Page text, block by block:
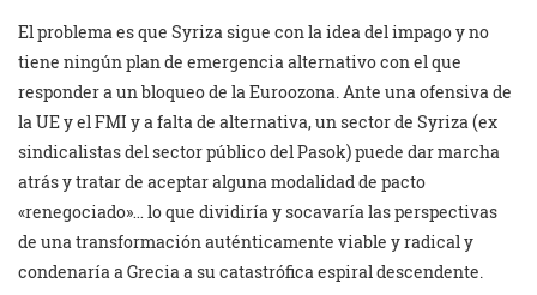
El problema es que Syriza sigue con la idea del impago y no
tiene ningún plan de emergencia alternativo con el que
responder a un bloqueo de la Euroozona. Ante una ofensiva de
la UE y el FMI y a falta de alternativa, un sector de Syriza (ex
sindicalistas del sector público del Pasok) puede dar marcha
atrás y tratar de aceptar alguna modalidad de pacto
«renegociado»… lo que dividiría y socavaría las perspectivas
de una transformación auténticamente viable y radical y
condenaría a Grecia a su catastrófica espiral descendente.